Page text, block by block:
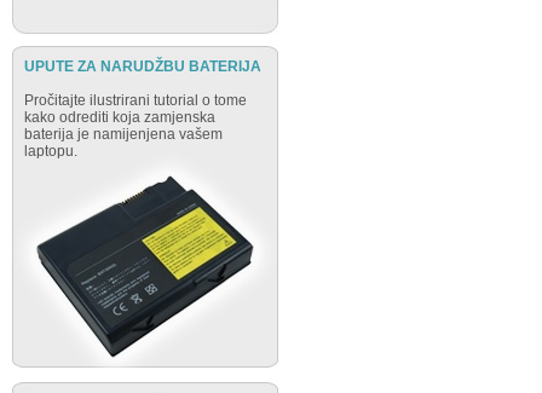
UPUTE ZA NARUDŽBU BATERIJA
Pročitajte ilustrirani tutorial o tome
kako odrediti koja zamjenska
baterija je namijenjena vašem
laptopu.